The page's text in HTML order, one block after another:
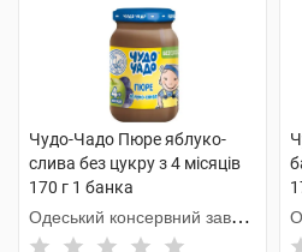
Чудо-Чадо Пюре яблуко-
слива без цукру з 4 місяців
170 г 1 банка
Одеський консервний завод
дитячого харчування